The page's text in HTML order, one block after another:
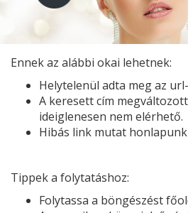
Ennek az alábbi okai lehetnek:
Helytelenül adta meg az
A keresett cím
ideiglenesen nem elérhető.
Hibás link mutat
Tippek a folytatáshoz:
Folytassa a böngészést